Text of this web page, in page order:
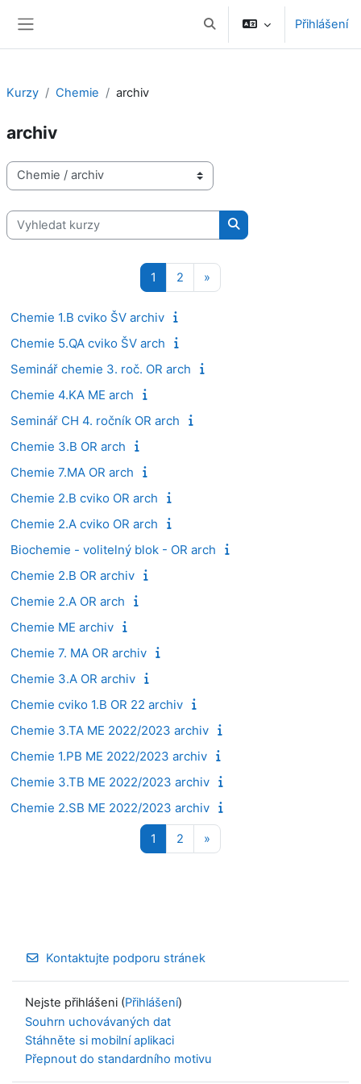
Přepnout vyhledáváníPřihlášení
Kurzy Chemie archiv
archiv
Kategorie kurzů
Vyhledat kurzy
Vyhledat kurzy
1 Stránka 1
2 Stránka 2
»
Chemie 1.B cviko ŠV archiv
Chemie 5.QA cviko ŠV arch
Seminář chemie 3. roč. OR arch
Chemie 4.KA ME arch
Seminář CH 4. ročník OR arch
Chemie 3.B OR arch
Chemie 7.MA OR arch
Chemie 2.B cviko OR arch
Chemie 2.A cviko OR arch
Biochemie - volitelný blok - OR arch
Chemie 2.B OR archiv
Chemie 2.A OR arch
Chemie ME archiv
Chemie 7. MA OR archiv
Chemie 3.A OR archiv
Chemie cviko 1.B OR 22 archiv
Chemie 3.TA ME 2022/2023 archiv
Chemie 1.PB ME 2022/2023 archiv
Chemie 3.TB ME 2022/2023 archiv
Chemie 2.SB ME 2022/2023 archiv
1 Stránka 1
2 Stránka 2
»
Kontaktujte podporu stránek
Nejste přihlášeni (Přihlášení)
Souhrn uchovávaných dat
Stáhněte si mobilní aplikaci
Přepnout do standardního motivu